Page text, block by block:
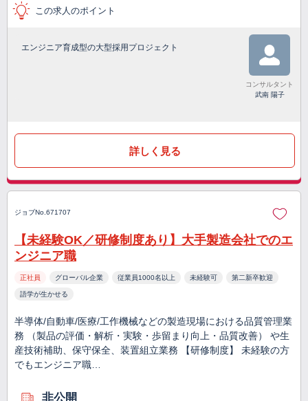
この求人のポイント
エンジニア育成型の大型採用プロジェクト
コンサルタント
武南 陽子
詳しく見る
ジョブNo.671707
【未経験OK／研修制度あり】大手製造会社でのエ
ンジニア職
正社員 グローバル企業 従業員1000名以上 未経験可 第二新卒歓迎
語学が生かせる
半導体/自動車/医療/工作機械などの製造現場における品質管理業
務 （製品の評価・解析・実験・歩留まり向上・品質改善） や生
産技術補助、保守保全、装置組立業務 【研修制度】 未経験の方
でもエンジニア職…
非公開